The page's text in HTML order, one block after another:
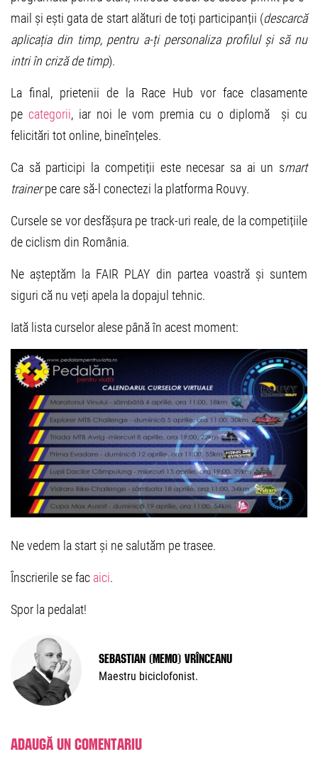
mail și ești gata de start alături de toți participanții (descarcă
aplicația din timp, pentru a-ți personaliza profilul și să nu
intri în criză de timp).
La final, prietenii de la Race Hub vor face clasamente
pe categorii, iar noi le vom premia cu o diplomă și cu
felicitări tot online, bineînțeles.
Ca să participi la competiții este necesar sa ai un smart
trainerpe care să-l conectezi la platforma Rouvy.
Cursele se vor desfășura pe track-uri reale, de la competițiile
de ciclism din România.
Ne așteptăm la FAIR PLAY din partea voastră și suntem
siguri că nu veți apela la dopajul tehnic.
Iată lista curselor alese până în acest moment:
Ne vedem la start și ne salutăm pe trasee.
Înscrierile se fac aici.
Spor la pedalat!
Sebastian (Memo) Vrînceanu
Maestru biciclofonist.
Adaugă un comentariu